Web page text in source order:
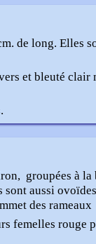
de long. Elles
et bleuté clair
groupées à la
aussi
des rameaux
femelles rouge